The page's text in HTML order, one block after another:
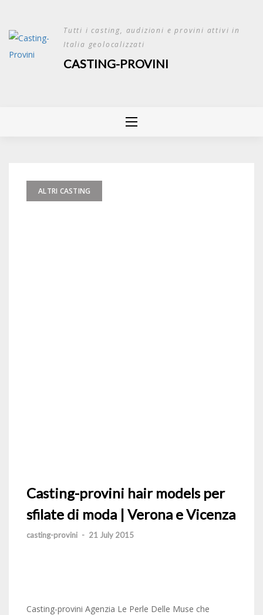
content
Tutti i casting, audizioni e provini attivi in
Italia geolocalizzati
CASTING-PROVINI
ALTRI CASTING
Casting-provini hair models per
sfilate di moda | Verona e Vicenza
casting-provini - 21 July 2015
Casting-provini Agenzia Le Perle Delle Muse che